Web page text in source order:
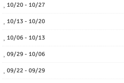
10/20 - 10/27
10/13 - 10/20
10/06 - 10/13
09/29 - 10/06
09/22 - 09/29